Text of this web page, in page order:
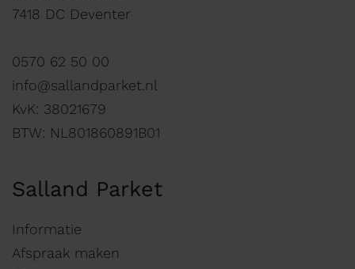
7418 DC Deventer
0570 62 50 00
info@sallandparket.nl
KvK: 38021679
BTW: NL801860891B01
Salland Parket
Informatie
Afspraak maken